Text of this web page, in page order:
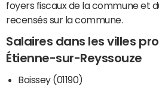
foyers fiscaux de la commune et
recensés sur la commune.
Salaires dans les villes
Étienne-sur-Reyssouze
Boissey (01190)